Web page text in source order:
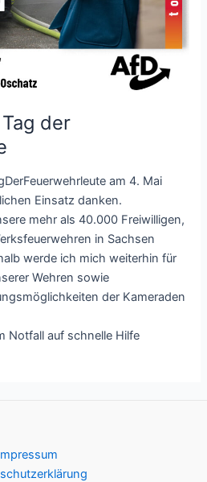
der
am 4. Mai
Einsatz danken.
mehr als 40.000 Freiwilligen,
in Sachsen
werde ich mich weiterhin für
Wehren sowie
der Kameraden
Notfall auf schnelle Hilfe